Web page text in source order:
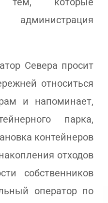
Севера просит
относиться
и напоминает,
парка,
контейнеров
отходов
собственников
оператор по